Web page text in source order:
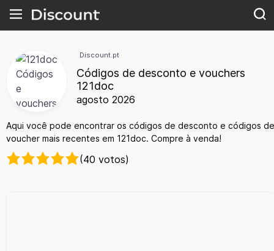
Discount.pt
Códigos de desconto e vouchers
121doc
agosto 2026
Aqui você pode encontrar os códigos de desconto e códigos de
voucher mais recentes em 121doc. Compre à venda!
(40 votos)